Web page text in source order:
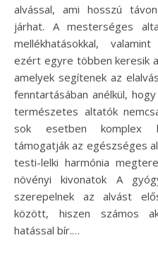
alvással, ami hosszú
járhat. A mesterséges
mellékhatásokkal,
ezért egyre többen keresik
amelyek segítenek az
fenntartásában anélkül,
természetes altatók
sok esetben komplex
támogatják az egészséges
testi-lelki harmónia
növényi kivonatok A
szerepelnek az alvást
között, hiszen számos
hatással bír.…